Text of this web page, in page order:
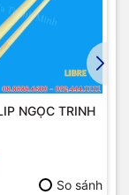
NGỌC TRINH
So sánh